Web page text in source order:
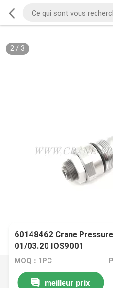
2/ 3
60148462 Crane
01/03.20 IOS9001
MOQ：1PC
meilleur prix